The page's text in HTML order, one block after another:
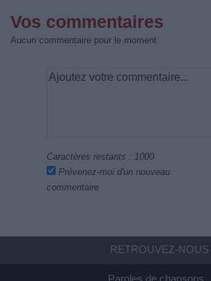
Vos commentaires
Aucun commentaire pour le moment
Caractères restants : 1000
Prévenez-moi d'un nouveau
commentaire
RETROUVEZ-NOUS
Paroles de chansons